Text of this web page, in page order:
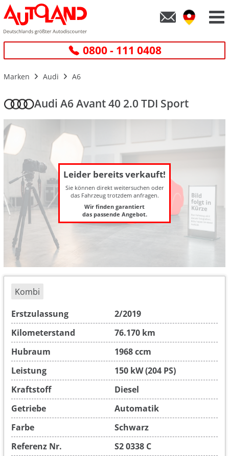
0800 - 111 0408
Marken Audi A6
Audi A6 Avant 40 2.0 TDI Sport
Leider bereits verkauft!
Sie können direkt weitersuchen oder
das Fahrzeug trotzdem anfragen.
Wir finden garantiert
das passende Angebot.
Kombi
Erstzulassung
2/2019
Kilometerstand
76.170 km
Hubraum
1968 ccm
Leistung
150 kW (204 PS)
Kraftstoff
Diesel
Getriebe
Automatik
Farbe
Schwarz
Referenz Nr.
S2 0338 C